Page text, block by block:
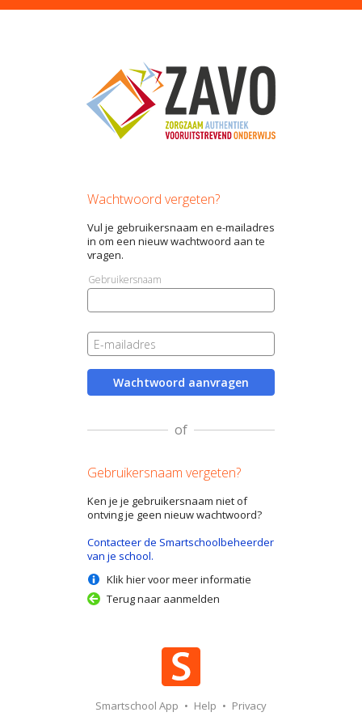
Wachtwoord vergeten?
Vul je gebruikersnaam en e-mailadres
in om een nieuw wachtwoord aan te
vragen.
Gebruikersnaam
E-mailadres
Wachtwoord aanvragen
of
Gebruikersnaam vergeten?
Ken je je gebruikersnaam niet of
ontving je geen nieuw wachtwoord?
Contacteer de Smartschoolbeheerder
van je school.
Klik hier voor meer informatie
Terug naar aanmelden
Smartschool App • Help • Privacy